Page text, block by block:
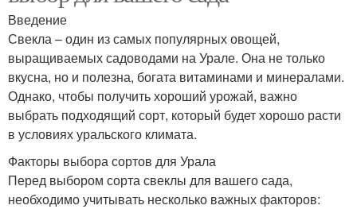
Введение
Свекла – один из самых популярных овощей,
выращиваемых садоводами на Урале. Она не только
вкусна, но и полезна, богата витаминами и минералами.
Однако, чтобы получить хороший урожай, важно
выбрать подходящий сорт, который будет хорошо расти
в условиях уральского климата.
Факторы выбора сортов для Урала
Перед выбором сорта свеклы для вашего сада,
необходимо учитывать несколько важных факторов: